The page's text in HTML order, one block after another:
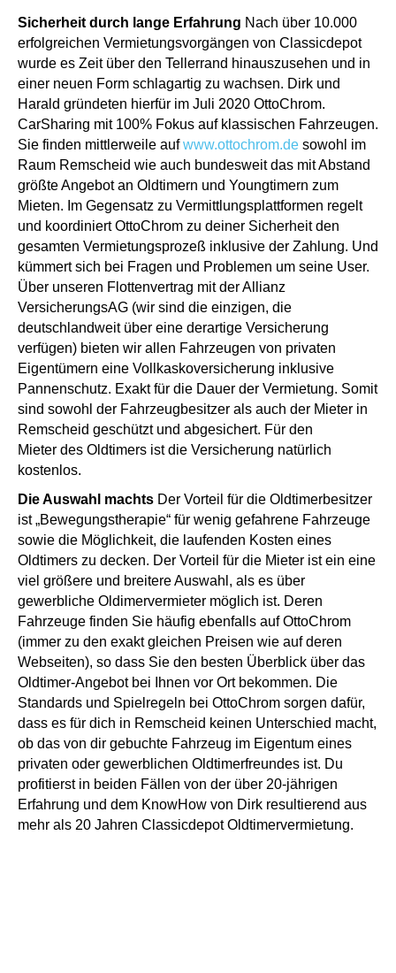
Sicherheit durch lange Erfahrung Nach über 10.000
erfolgreichen Vermietungsvorgängen von Classicdepot
wurde es Zeit über den Tellerrand hinauszusehen und in
einer neuen Form schlagartig zu wachsen. Dirk und
Harald gründeten hierfür im Juli 2020 OttoChrom.
CarSharing mit 100% Fokus auf klassischen Fahrzeugen.
Sie finden mittlerweile aufwww.ottochrom.de sowohl im
Raum Remscheid wie auch bundesweit das mit Abstand
größte Angebot an Oldtimern und Youngtimern zum
Mieten. Im Gegensatz zu Vermittlungsplattformen regelt
und koordiniert OttoChrom zu deiner Sicherheit den
gesamten Vermietungsprozeß inklusive der Zahlung. Und
kümmert sich bei Fragen und Problemen um seine User.
Über unseren Flottenvertrag mit der Allianz
VersicherungsAG (wir sind die einzigen, die
deutschlandweit über eine derartige Versicherung
verfügen) bieten wir allen Fahrzeugen von privaten
Eigentümern eine Vollkaskoversicherung inklusive
Pannenschutz. Exakt für die Dauer der Vermietung. Somit
sind sowohl der Fahrzeugbesitzer als auch der Mieter in
Remscheid geschützt und abgesichert. Für den
Mieter des Oldtimers ist die Versicherung natürlich
kostenlos.
Die Auswahl machts Der Vorteil für die Oldtimerbesitzer
ist „Bewegungstherapie“ für wenig gefahrene Fahrzeuge
sowie die Möglichkeit, die laufenden Kosten eines
Oldtimers zu decken. Der Vorteil für die Mieter ist ein eine
viel größere und breitere Auswahl, als es über
gewerbliche Oldimervermieter möglich ist. Deren
Fahrzeuge finden Sie häufig ebenfalls auf OttoChrom
(immer zu den exakt gleichen Preisen wie auf deren
Webseiten), so dass Sie den besten Überblick über das
Oldtimer-Angebot bei Ihnen vor Ort bekommen. Die
Standards und Spielregeln bei OttoChrom sorgen dafür,
dass es für dich in Remscheid keinen Unterschied macht,
ob das von dir gebuchte Fahrzeug im Eigentum eines
privaten oder gewerblichen Oldtimerfreundes ist. Du
profitierst in beiden Fällen von der über 20-jährigen
Erfahrung und dem KnowHow von Dirk resultierend aus
mehr als 20 Jahren Classicdepot Oldtimervermietung.